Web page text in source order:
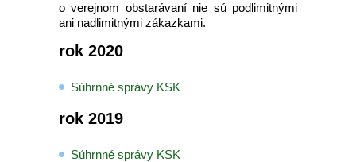
o verejnom obstarávaní nie sú podlimitnými
ani nadlimitnými zákazkami.
rok 2020
Súhrnné správy KSK
rok 2019
Súhrnné správy KSK